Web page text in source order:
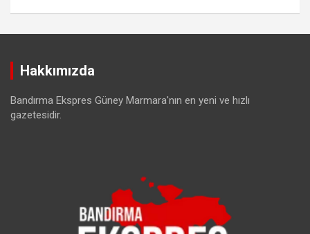
Hakkımızda
Bandırma Ekspres Güney Marmara'nın en yeni ve hızlı
gazetesidir.